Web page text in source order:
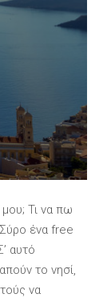
Τι να πω
ένα free
αυτό
το νησί,
να